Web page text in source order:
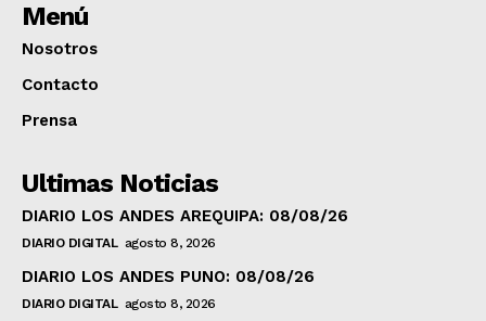
Menú
Nosotros
Contacto
Prensa
Ultimas Noticias
DIARIO LOS ANDES AREQUIPA: 08/08/26
DIARIO DIGITAL agosto 8, 2026
DIARIO LOS ANDES PUNO: 08/08/26
DIARIO DIGITAL agosto 8, 2026